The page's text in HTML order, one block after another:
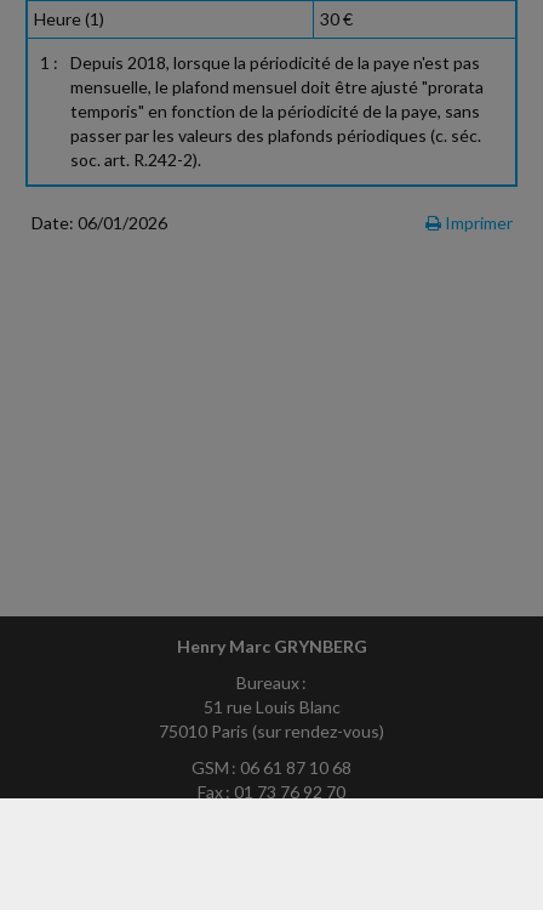
Heure (1)
30 €
1 :
Depuis 2018, lorsque la périodicité de la paye n'est pas
mensuelle, le plafond mensuel doit être ajusté "prorata
temporis" en fonction de la périodicité de la paye, sans
passer par les valeurs des plafonds périodiques (c. séc.
soc. art. R.242-2).
Date: 06/01/2026 Imprimer
Henry Marc GRYNBERG
Bureaux :
51 rue Louis Blanc
75010 Paris (sur rendez-vous)
GSM : 06 61 87 10 68
Fax : 01 73 76 92 70